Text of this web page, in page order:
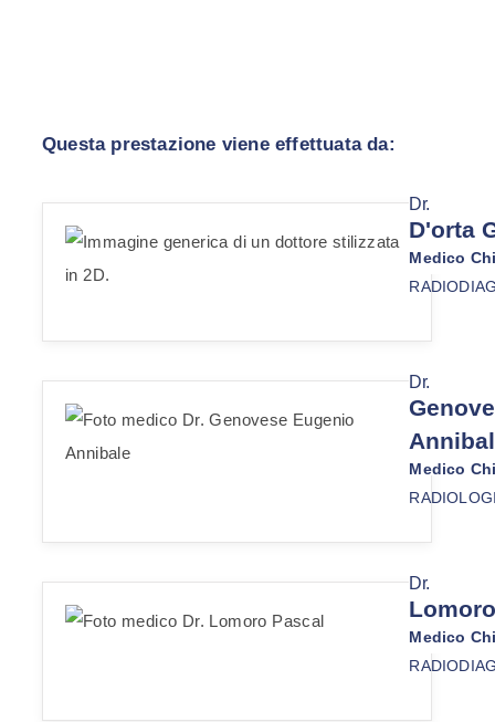
Questa prestazione viene effettuata da:
Dr.
D'orta
Medico
Dr.
Medico
Dr.
Medico